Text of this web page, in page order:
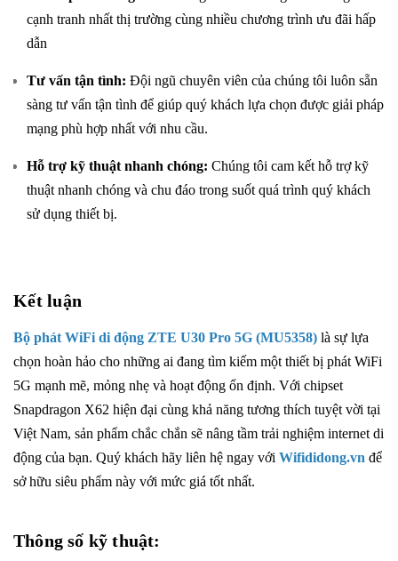
cạnh tranh nhất thị trường cùng nhiều chương trình ưu đãi hấp
dẫn
Tư vấn tận tình: Đội ngũ chuyên viên của chúng tôi luôn sẵn
sàng tư vấn tận tình để giúp quý khách lựa chọn được giải pháp
mạng phù hợp nhất với nhu cầu.
Hỗ trợ kỹ thuật nhanh chóng: Chúng tôi cam kết hỗ trợ kỹ
thuật nhanh chóng và chu đáo trong suốt quá trình quý khách
sử dụng thiết bị.
Kết luận
Bộ phát WiFi di động ZTE U30 Pro 5G (MU5358) là sự lựa
chọn hoàn hảo cho những ai đang tìm kiếm một thiết bị phát WiFi
5G mạnh mẽ, mỏng nhẹ và hoạt động ổn định. Với chipset
Snapdragon X62 hiện đại cùng khả năng tương thích tuyệt vời tại
Việt Nam, sản phẩm chắc chắn sẽ nâng tầm trải nghiệm internet di
động của bạn. Quý khách hãy liên hệ ngay với Wifididong.vn để
sở hữu siêu phẩm này với mức giá tốt nhất.
Thông số kỹ thuật: